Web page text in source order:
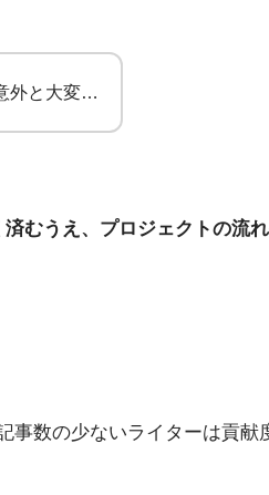
外と大変…
むうえ、プロジェクトの流
事数の少ないライターは貢献